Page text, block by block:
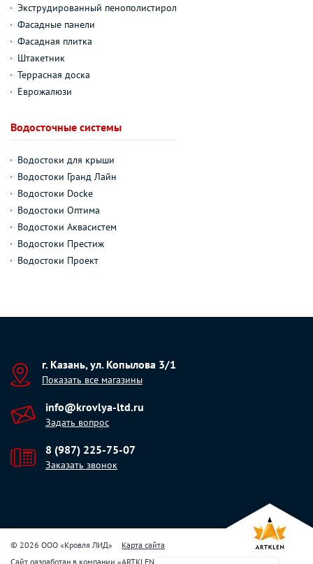
Экструдированный пенополистирол
Фасадные панели
Фасадная плитка
Штакетник
Террасная доска
Еврожалюзи
Водосточные системы
Водостоки для крыши
Водостоки Гранд Лайн
Водостоки Docke
Водостоки Оптима
Водостоки Аквасистем
Водостоки Престиж
Водостоки Проект
г. Казань, ул. Копылова 3/1
Показать все магазины
info@krovlya-ltd.ru
Задать вопрос
8 (987) 225-75-07
Заказать звонок
© 2026 ООО «Кровля ЛИД»
Карта сайта
Сайт разработан в компании «ARTKLEN